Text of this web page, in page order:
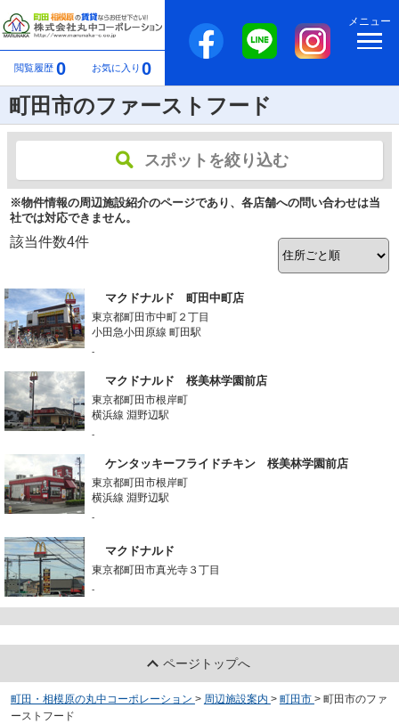
閲覧履歴 0 お気に入り 0
メニュー
町田市のファーストフード
スポットを絞り込む
※物件情報の周辺施設紹介のページであり、各店舗への問い合わせは当
社では対応できません。
該当件数4件
マクドナルド 町田中町店
東京都町田市中町２丁目
小田急小田原線 町田駅
-
マクドナルド 桜美林学園前店
東京都町田市根岸町
横浜線 淵野辺駅
-
ケンタッキーフライドチキン 桜美林学園前店
東京都町田市根岸町
横浜線 淵野辺駅
-
マクドナルド
東京都町田市真光寺３丁目
-
ページトップへ
町田・相模原の丸中コーポレーション > 周辺施設案内 > 町田市 > 町田市のファ
ーストフード